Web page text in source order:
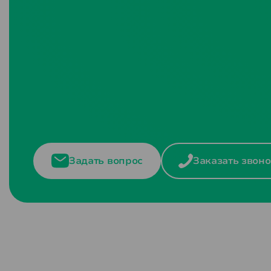
Задать вопрос Заказать